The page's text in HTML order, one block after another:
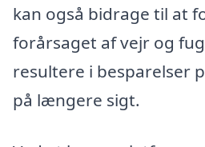
kan også bidrage til at
forårsaget af vejr og
resultere i besparelser
på længere sigt.